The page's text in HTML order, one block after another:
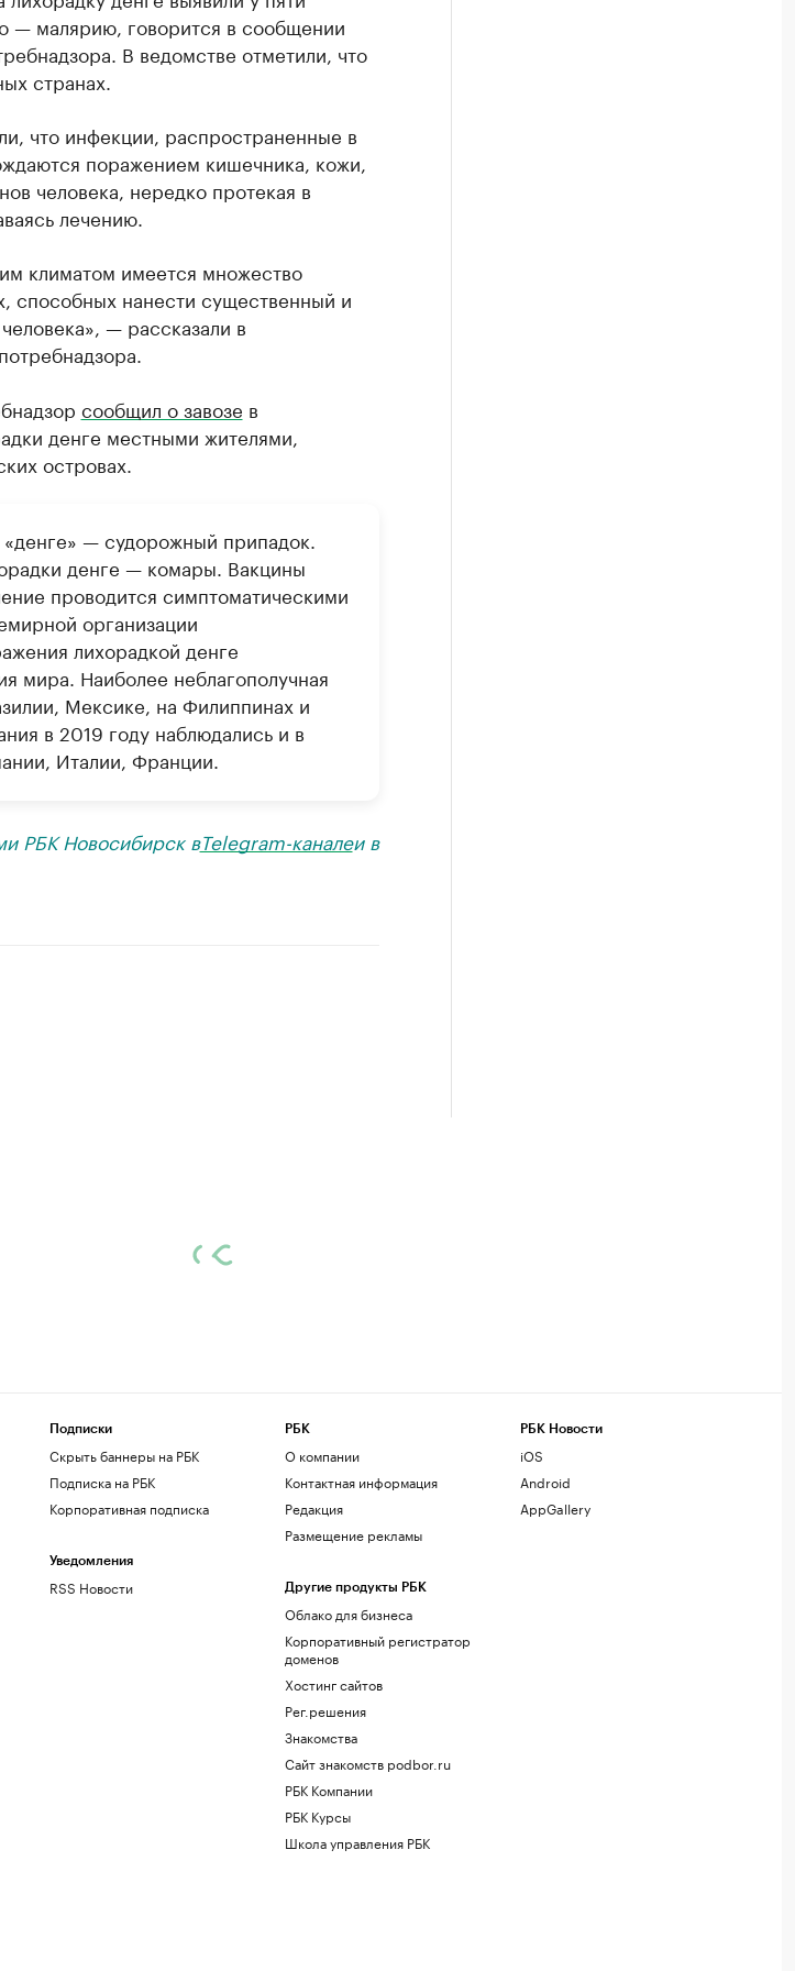
— малярию, говорится в сообщении
В ведомстве отметили, что
странах.
что инфекции, распространенные в
поражением кишечника, кожи,
человека, нередко протекая в
лечению.
климатом имеется множество
способных нанести существенный и
— рассказали в
сообщил о завозе в
денге местными жителями,
островах.
— судорожный припадок.
денге — комары. Вакцины
проводится симптоматическими
организации
лихорадкой денге
мира. Наиболее неблагополучная
Мексике, на Филиппинах и
в 2019 году наблюдались и в
Италии, Франции.
РБК Новосибирск вTelegram-каналеи в
Подписки
Скрыть баннеры на РБК
Подписка на РБК
Корпоративная подписка
Уведомления
RSS Новости
РБК
О компании
Контактная информация
Редакция
Размещение рекламы
Другие продукты РБК
Облако для бизнеса
Корпоративный регистратор
доменов
Хостинг сайтов
Рег.решения
Знакомства
Сайт знакомств podbor.ru
РБК Компании
РБК Курсы
Школа управления РБК
РБК Новости
iOS
Android
AppGallery